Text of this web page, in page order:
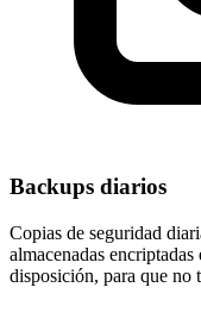
Backups diarios
Copias de seguridad
almacenadas
disposición, para que no